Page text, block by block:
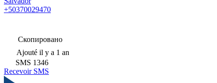
+50370029470
Скопировано
Ajouté il y a 1 an
SMS 1346
Recevoir SMS